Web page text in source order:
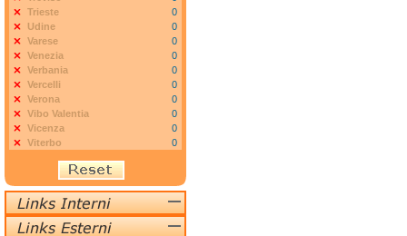
Trieste
0
Udine
0
Varese
0
Venezia
0
Verbania
0
Vercelli
0
Verona
0
Vibo Valentia
0
Vicenza
0
Viterbo
0